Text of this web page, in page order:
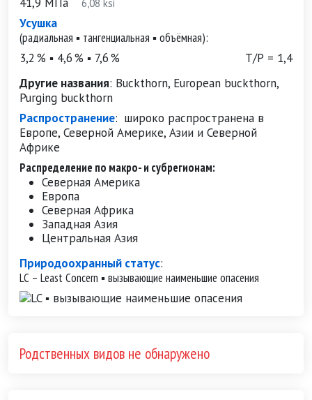
6,08 ksi
Усушка
(радиальная ▪ тангенциальная ▪ объёмная):
3,2 % ▪ 4,6 % ▪ 7,6 %
Т/Р = 1,4
Другие названия: Buckthorn, European buckthorn,
Purging buckthorn
Распространение: широко распространена в
Европе, Северной Америке, Азии и Северной
Африке
Распределение по макро- и субрегионам:
Северная Америка
Европа
Северная Африка
Западная Азия
Центральная Азия
Природоохранный статус:
LC – Least Concern ▪ вызывающие наименьшие опасения
Родственных видов не обнаружено